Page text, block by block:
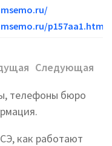
p157aa1.html
Следующая
телефоны бюро
как работают